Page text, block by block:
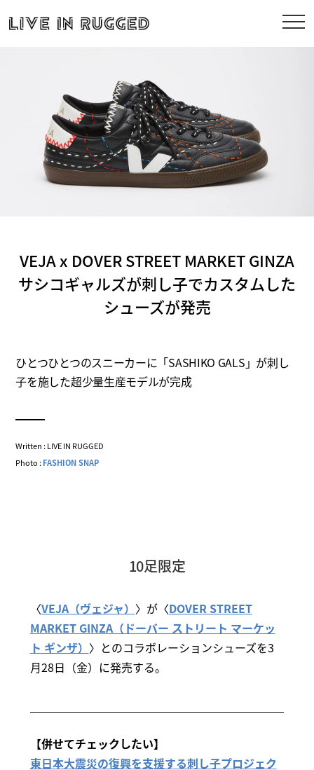
VEJA x DOVER STREET MARKET GINZA
サシコギャルズが刺し子でカスタムした
シューズが発売
ひとつひとつのスニーカーに「SASHIKO GALS」が刺し
子を施した超少量生産モデルが完成
Written : LIVE IN RUGGED
Photo :FASHION SNAP
10足限定
〈VEJA（ヴェジャ） 〉が〈DOVER STREET
MARKET GINZA（ドーバー ストリート マーケッ
ト ギンザ） 〉とのコラボレーションシューズを3
月28日（金）に発売する。
【併せてチェックしたい】
東日本大震災の復興を支援する刺し子プロジェク